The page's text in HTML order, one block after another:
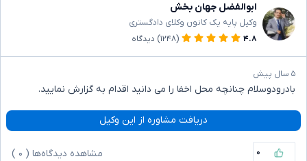
ابوالفضل جهان بخش
وکیل پایه یک کانون وکلای دادگستری
۴.۸
(۱۲۴۸) دیدگاه
۵ سال پیش
بادرودوسلام چنانچه محل اخفا را می دانید اقدام به گزارش نمایید.
دریافت مشاوره از این وکیل
۰ مشاهده دیدگاه‌ها ( ۰